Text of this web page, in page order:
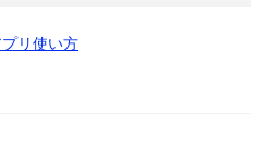
リ使い方